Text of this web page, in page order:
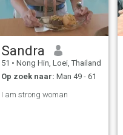
Sandra
51 • Nong Hin, Loei, Thailand
Op zoek naar: Man 49 - 61
I am strong woman